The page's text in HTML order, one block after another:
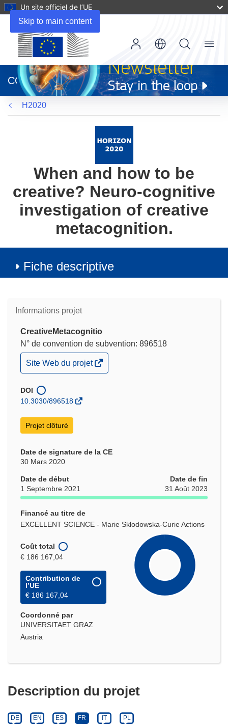
Skip to main content
Un site officiel de l’UE
dans
une
nouvelle
fenêtre)
CORDIS
Menu
H2020
When and how to be
creative? Neuro-cognitive
investigation of creative
metacognition.
Fiche descriptive
Informations projet
CreativeMetacognitio
N° de convention de subvention: 896518
(s’ouvre
dans
nouvelle
fenêtre)
Site Web du projet
DOI
10.3030/896518
Projet clôturé
Date de signature de la CE
30 Mars 2020
Date de début
1 Septembre 2021
Date de fin
31 Août 2023
Financé au titre de
EXCELLENT SCIENCE - Marie Skłodowska-Curie Actions
Coût total
€ 186 167,04
Contribution de
l’UE
€ 186 167,04
Coordonné par
UNIVERSITAET GRAZ
Austria
Description du projet
DE EN ES FR IT PL